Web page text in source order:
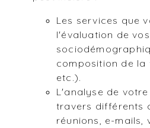
Les services que
l'évaluation de
composition de la
etc.).
L'analyse de
travers différents
réunions, e-mails,